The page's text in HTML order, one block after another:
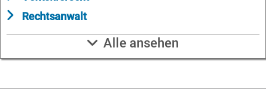
Rechtsanwalt
Alle ansehen